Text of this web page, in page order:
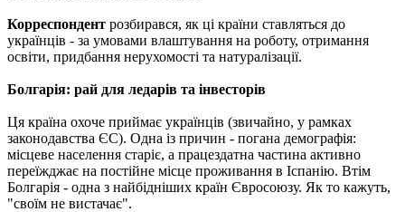
Корреспондент розбирався, як ці країни ставляться до
українців - за умовами влаштування на роботу, отримання
освіти, придбання нерухомості та натуралізації.
Болгарія: рай для ледарів та інвесторів
Ця країна охоче приймає українців (звичайно, у рамках
законодавства ЄС). Одна із причин - погана демографія:
місцеве населення старіє, а працездатна частина активно
переїжджає на постійне місце проживання в Іспанію. Втім
Болгарія - одна з найбідніших країн Євросоюзу. Як то кажуть,
"своїм не вистачає".